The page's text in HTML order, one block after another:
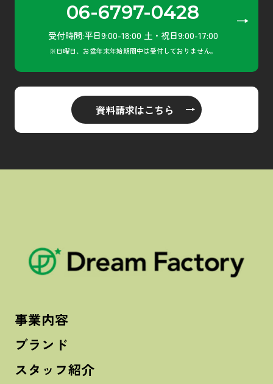
06-6797-0428
​受付時間:平日9:00-18:00 土・祝日9:00-17:00
​※日曜日、お盆年末年始期間中は受付しておりません。
資料請求はこちら
事業内容
ブランド
スタッフ紹介